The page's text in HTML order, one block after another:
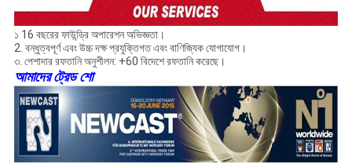
১ 16 বছরের ফাউন্ড্রি অপারেশন অভিজ্ঞতা।
2. বন্ধুত্বপূর্ণ এবং উচ্চ দক্ষ প্রযুক্তিগত এবং বাণিজ্যিক যোগাযোগ।
৩. পেশাদার রফতানি অনুশীলন: +60 বিদেশে রফতানি করেছে।
আমাদের ট্রেড শো